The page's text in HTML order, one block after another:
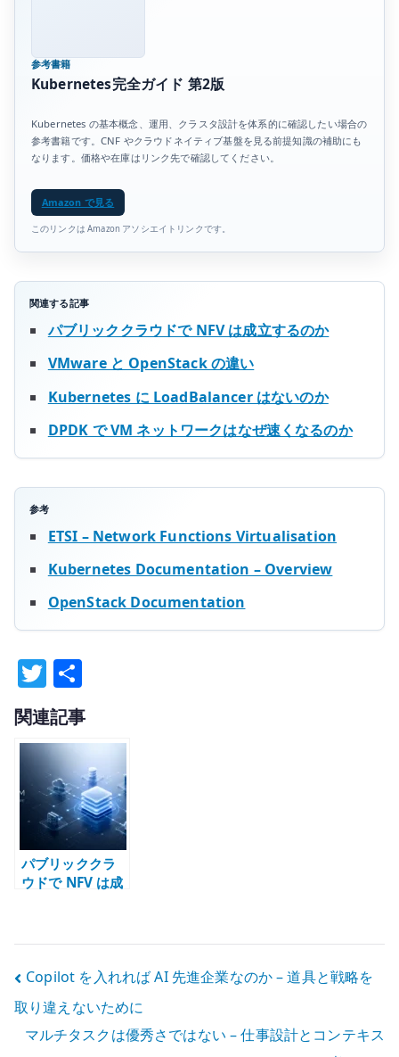
参考書籍
Kubernetes完全ガイド 第2版
Kubernetes の基本概念、運用、クラスタ設計を体系的に確認したい場合の
参考書籍です。CNF やクラウドネイティブ基盤を見る前提知識の補助にも
なります。価格や在庫はリンク先で確認してください。
Amazon で見る
このリンクは Amazon アソシエイトリンクです。
関連する記事
パブリッククラウドで NFV は成立するのか
VMware と OpenStack の違い
Kubernetes に LoadBalancer はないのか
DPDK で VM ネットワークはなぜ速くなるのか
参考
ETSI – Network Functions Virtualisation
Kubernetes Documentation – Overview
OpenStack Documentation
T
w
it
te
r
有
関連記事
パブリッククラ
ウドで NFV は成
スを置く前に考
投
稿
Copilot を入れれば AI 先進企業なのか – 道具と戦略を
取り違えないために
マルチタスクは優秀さではない – 仕事設計とコンテキス